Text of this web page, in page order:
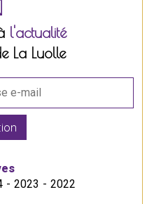
l'actualité
La Luolle
2023 2022